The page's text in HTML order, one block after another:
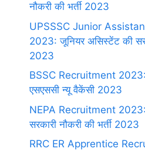
नौकरी की भर्ती 2023
UPSSSC Junior
2023: जूनियर असिस्टेंट की
2023
BSSC Recruitment 2023:
एसएससी न्यू वैकेंसी 2023
NEPA Recruitment 2023:
सरकारी नौकरी की भर्ती 2023
RRC ER Apprentice